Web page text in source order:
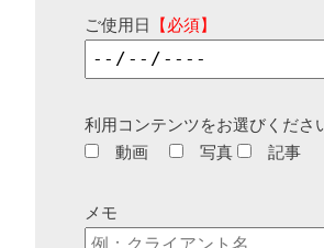
ご使用日 【必須】
利用コンテンツをお選びくださ
動画
写真 記事
メモ